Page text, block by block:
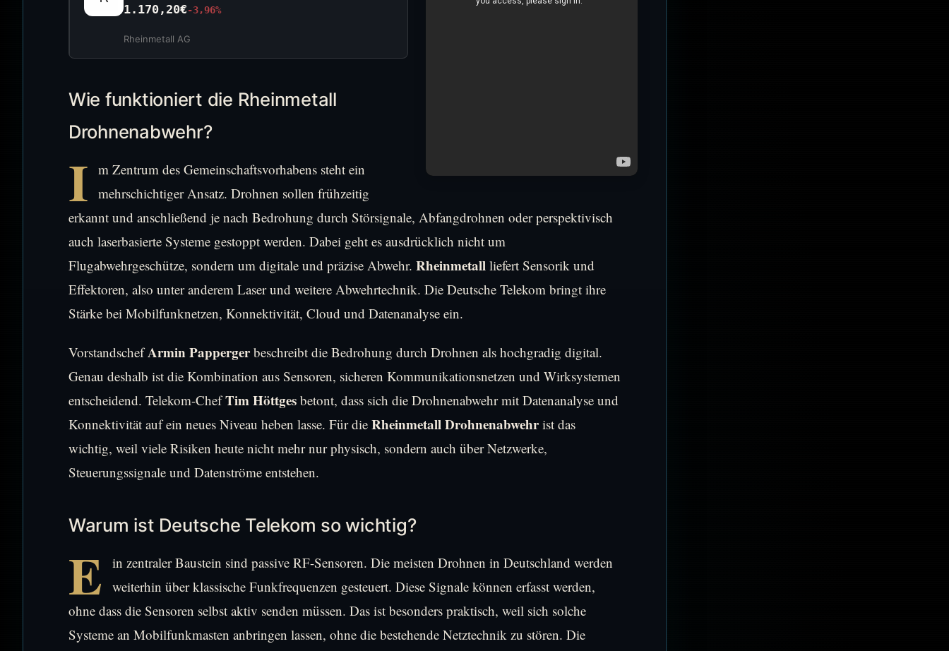
1.170,20€-3,96%
Rheinmetall AG
Wie funktioniert die Rheinmetall
Drohnenabwehr?
I m Zentrum des Gemeinschaftsvorhabens steht ein
mehrschichtiger Ansatz. Drohnen sollen frühzeitig
erkannt und anschließend je nach Bedrohung durch Störsignale, Abfangdrohnen oder perspektivisch
auch laserbasierte Systeme gestoppt werden. Dabei geht es ausdrücklich nicht um
Flugabwehrgeschütze, sondern um digitale und präzise Abwehr. Rheinmetall liefert Sensorik und
Effektoren, also unter anderem Laser und weitere Abwehrtechnik. Die Deutsche Telekom bringt ihre
Stärke bei Mobilfunknetzen, Konnektivität, Cloud und Datenanalyse ein.
VorstandschefArmin Pappergerbeschreibt die Bedrohung durch Drohnen als hochgradig digital.
Genau deshalb ist die Kombination aus Sensoren, sicheren Kommunikationsnetzen und Wirksystemen
entscheidend. Telekom-ChefTim Höttges betont, dass sich die Drohnenabwehr mit Datenanalyse und
Konnektivität auf ein neues Niveau heben lasse. Für die Rheinmetall Drohnenabwehrist das
wichtig, weil viele Risiken heute nicht mehr nur physisch, sondern auch über Netzwerke,
Steuerungssignale und Datenströme entstehen.
Warum ist Deutsche Telekom so wichtig?
E
in zentraler Baustein sind passive RF-Sensoren. Die meisten Drohnen in Deutschland werden
weiterhin über klassische Funkfrequenzen gesteuert. Diese Signale können erfasst werden,
ohne dass die Sensoren selbst aktiv senden müssen. Das ist besonders praktisch, weil sich solche
Systeme an Mobilfunkmasten anbringen lassen, ohne die bestehende Netztechnik zu stören. Die